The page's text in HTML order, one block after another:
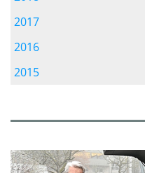
2017
2016
2015